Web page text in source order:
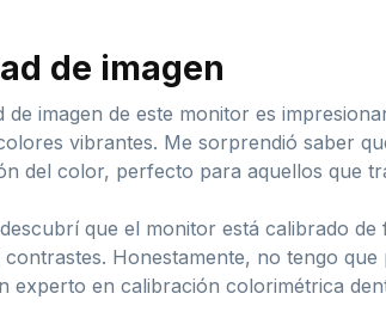
de imagen
de imagen de este monitor es
vibrantes. Me sorprendió saber
del color, perfecto para aquellos que
que el monitor está calibrado
Honestamente, no tengo
experto en calibración colorimétrica